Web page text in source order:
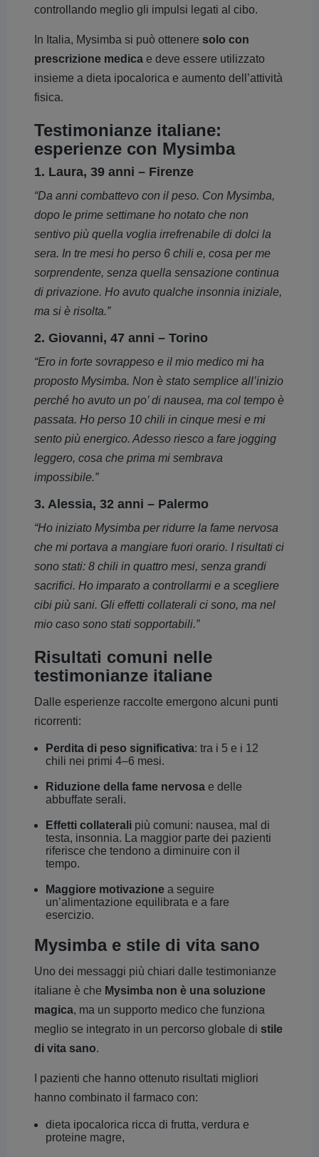
controllando meglio gli impulsi legati al cibo.
In Italia, Mysimba si può ottenere solo con
prescrizione medica e deve essere utilizzato
insieme a dieta ipocalorica e aumento dell’attività
fisica.
Testimonianze italiane:
esperienze con Mysimba
1. Laura, 39 anni – Firenze
“Da anni combattevo con il peso. Con Mysimba,
dopo le prime settimane ho notato che non
sentivo più quella voglia irrefrenabile di dolci la
sera. In tre mesi ho perso 6 chili e, cosa per me
sorprendente, senza quella sensazione continua
di privazione. Ho avuto qualche insonnia iniziale,
ma si è risolta.”
2. Giovanni, 47 anni – Torino
“Ero in forte sovrappeso e il mio medico mi ha
proposto Mysimba. Non è stato semplice all’inizio
perché ho avuto un po’ di nausea, ma col tempo è
passata. Ho perso 10 chili in cinque mesi e mi
sento più energico. Adesso riesco a fare jogging
leggero, cosa che prima mi sembrava
impossibile.”
3. Alessia, 32 anni – Palermo
“Ho iniziato Mysimba per ridurre la fame nervosa
che mi portava a mangiare fuori orario. I risultati ci
sono stati: 8 chili in quattro mesi, senza grandi
sacrifici. Ho imparato a controllarmi e a scegliere
cibi più sani. Gli effetti collaterali ci sono, ma nel
mio caso sono stati sopportabili.”
Risultati comuni nelle
testimonianze italiane
Dalle esperienze raccolte emergono alcuni punti
ricorrenti:
Perdita di peso significativa: tra i 5 e i 12
chili nei primi 4–6 mesi.
Riduzione della fame nervosa e delle
abbuffate serali.
Effetti collaterali più comuni: nausea, mal di
testa, insonnia. La maggior parte dei pazienti
riferisce che tendono a diminuire con il
tempo.
Maggiore motivazione a seguire
un’alimentazione equilibrata e a fare
esercizio.
Mysimba e stile di vita sano
Uno dei messaggi più chiari dalle testimonianze
italiane è che Mysimba non è una soluzione
magica, ma un supporto medico che funziona
meglio se integrato in un percorso globale di stile
di vita sano.
I pazienti che hanno ottenuto risultati migliori
hanno combinato il farmaco con:
dieta ipocalorica ricca di frutta, verdura e
proteine magre,